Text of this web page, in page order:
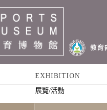
EXHIBITION
展覽/活動